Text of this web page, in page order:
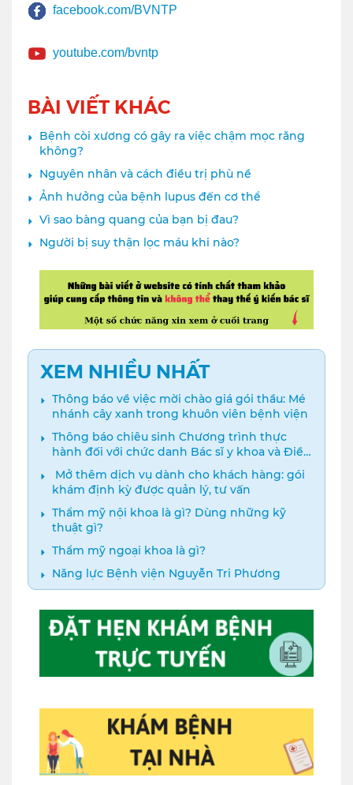
facebook.com/BVNTP
youtube.com/bvntp
BÀI VIẾT KHÁC
Bệnh còi xương có gây ra việc chậm mọc răng
không?
Nguyên nhân và cách điều trị phù nề
Ảnh hưởng của bệnh lupus đến cơ thể
Vì sao bàng quang của bạn bị đau?
Người bị suy thận lọc máu khi nào?
XEM NHIỀU NHẤT
Thông báo về việc mời chào giá gói thầu: Mé
nhánh cây xanh trong khuôn viên bệnh viện
Thông báo chiêu sinh Chương trình thực
hành đối với chức danh Bác sĩ y khoa và Điều
dưỡng năm 2024
️ Mở thêm dịch vụ dành cho khách hàng: gói
khám định kỳ được quản lý, tư vấn
Thẩm mỹ nội khoa là gì? Dùng những kỹ
thuật gì?
Thẩm mỹ ngoại khoa là gì?
Năng lực Bệnh viện Nguyễn Tri Phương